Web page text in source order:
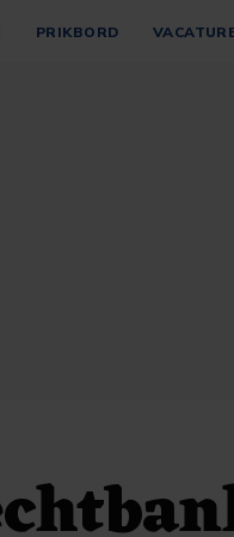
PRIKBORD